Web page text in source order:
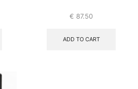
€ 87.50
ADD TO CART